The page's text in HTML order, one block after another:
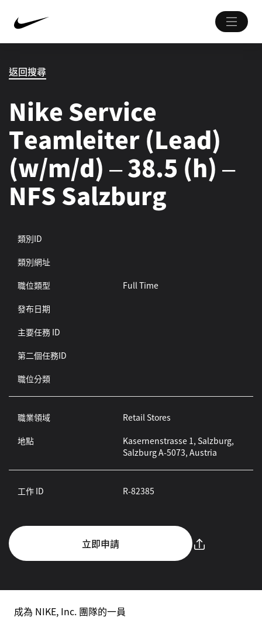
返回搜尋
Nike Service
Teamleiter (Lead)
(w/m/d) – 38.5 (h) –
NFS Salzburg
類別ID
類別網址
職位類型
Full Time
發布日期
主要任務 ID
第二個任務ID
職位分類
職業領域
Retail Stores
地點
Kasernenstrasse 1, Salzburg,
Salzburg A-5073, Austria
工作 ID R-82385
立即申請
成為 NIKE, Inc. 團隊的一員